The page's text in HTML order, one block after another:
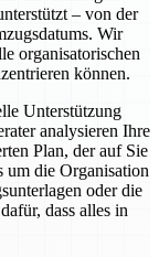
– von der
Wir
organisatorischen
können.
Unterstützung
analysieren Ihre
Plan, der auf Sie
um die Organisation
oder die
dass alles in